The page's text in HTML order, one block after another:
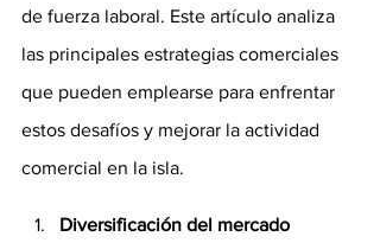
de fuerza laboral. Este artículo analiza
las principales estrategias comerciales
que pueden emplearse para enfrentar
estos desafíos y mejorar la actividad
comercial en la isla.
Diversificación del mercado